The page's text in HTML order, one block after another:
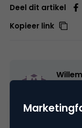
Deel dit artikel
Kopieer link
Hi, ik ben